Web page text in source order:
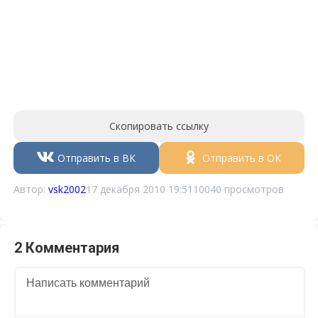
Скопировать ссылку
Отправить в ВК Отправить в ОК
Автор:vsk200217 декабря 2010 19:51 10040 просмотров
2 Комментария